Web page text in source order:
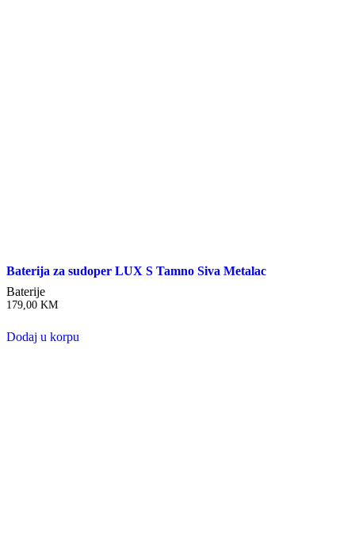
Baterija za sudoper LUX S Tamno Siva Metalac
Baterije
179,00 KM
Dodaj u korpu